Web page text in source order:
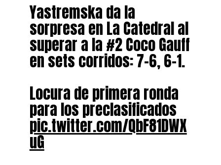
Yastremska da la
sorpresa en La Catedral al
superar a la #2 Coco Gauff
en sets corridos: 7-6, 6-1.
Locura de primera ronda
para los preclasificados
pic.twitter.com/QbF81DWX
uG